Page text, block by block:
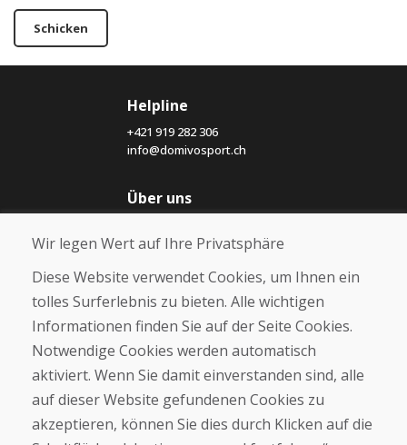
Schicken
Helpline
+421 919 282 306
info@domivosport.ch
Über uns
Über uns
Kontakt
Kaufen
E-Shop
Geschäftsbedingungen
Zahlung
Beschwerde
Wir legen Wert auf Ihre Privatsphäre
Diese Website verwendet Cookies, um Ihnen ein
tolles Surferlebnis zu bieten. Alle wichtigen
Informationen finden Sie auf der Seite Cookies.
Notwendige Cookies werden automatisch
aktiviert. Wenn Sie damit einverstanden sind, alle
auf dieser Website gefundenen Cookies zu
akzeptieren, können Sie dies durch Klicken auf die